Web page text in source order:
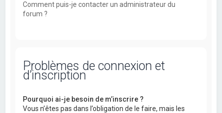
Comment puis-je contacter un administrateur du
forum ?
Problèmes de connexion et
d’inscription
Pourquoi ai-je besoin de m’inscrire ?
Vous n’êtes pas dans l’obligation de le faire, mais les